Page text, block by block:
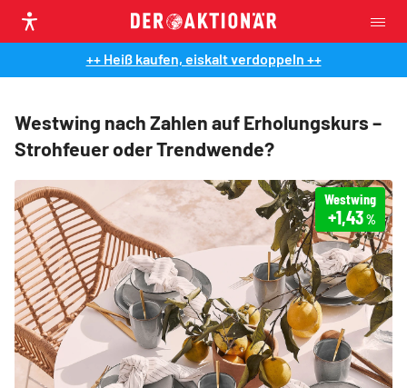
++ Heiß kaufen, eiskalt verdoppeln ++
Westwing nach Zahlen auf Erholungskurs –
Strohfeuer oder Trendwende?
Westwing
+1,43%